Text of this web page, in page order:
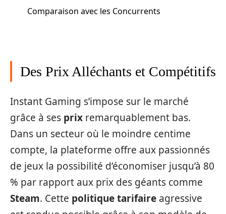
Comparaison avec les Concurrents
Des Prix Alléchants et Compétitifs
Instant Gaming s’impose sur le marché
grâce à ses prix remarquablement bas.
Dans un secteur où le moindre centime
compte, la plateforme offre aux passionnés
de jeux la possibilité d’économiser jusqu’à 80
% par rapport aux prix des géants comme
Steam. Cette politique tarifaire agressive